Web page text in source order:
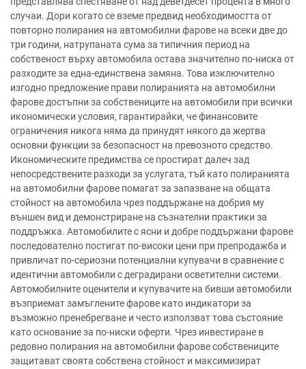
случаи. Дори когато се вземе предвид необходимостта от
повторно полирания на автомобилни фарове на всеки две до
три години, натрупаната сума за типичния период на
собственост върху автомобила остава значително по-ниска от
разходите за една-единствена замяна. Това изключително
изгодно предложение прави полиранията на автомобилни
фарове достъпни за собствениците на автомобили при всички
икономически условия, гарантирайки, че финансовите
ограничения никога няма да принудят някого да жертва
основни функции за безопасност на превозното средство.
Икономическите предимства се простират далеч зад
непосредствените разходи за услугата, тъй като полиранията
на автомобилни фарове помагат за запазване на общата
стойност на автомобила чрез поддържане на добрия му
външен вид и демонстриране на съзнателни практики за
поддръжка. Автомобилите с ясни и добре поддържани фарове
последователно постигат по-високи цени при препродажба и
привличат по-сериозни потенциални купувачи в сравнение с
идентични автомобили с деградирани осветителни системи.
Автомобилните оценители и купувачите на бивши автомобили
възприемат замъглените фарове като индикатори за
възможно пренебрегване и често използват това състояние
като основание за по-ниски оферти. Чрез инвестиране в
редовно полирания на автомобилни фарове собствениците
защитават своята собствена стойност и максимизират